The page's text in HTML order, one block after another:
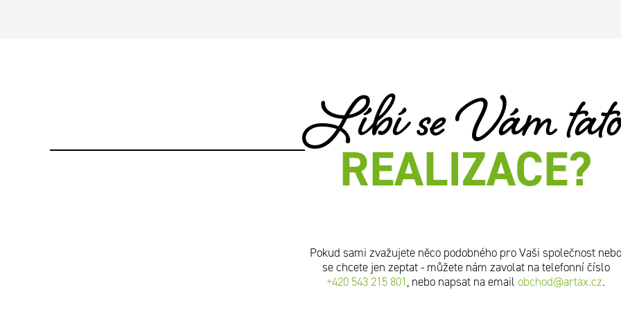
Líbí se Vám
REALIZACE?
Pokud sami zvažujete něco podobného pro Vaši společnost nebo
se chcete jen zeptat - můžete nám zavolat na telefonní číslo
+420 543 215 801, nebo napsat na email obchod@artax.cz.